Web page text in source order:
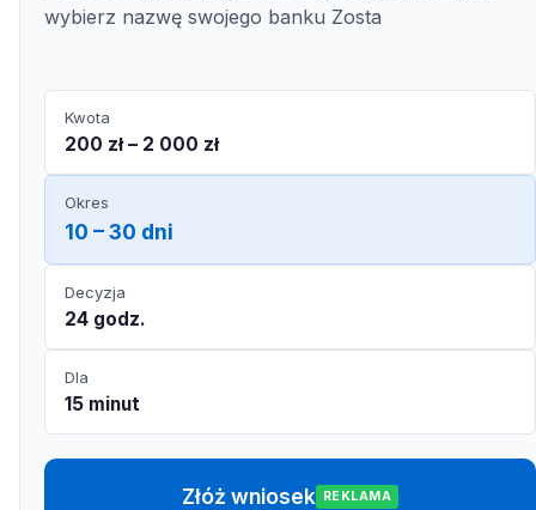
wybierz nazwę swojego banku Zosta
Kwota
200 zł – 2 000 zł
Okres
10 – 30 dni
Decyzja
24 godz.
Dla
15 minut
Złóż wniosek REKLAMA